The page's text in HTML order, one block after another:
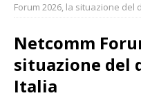
Forum 2026, la situazione del
Netcomm
situazione del
Italia